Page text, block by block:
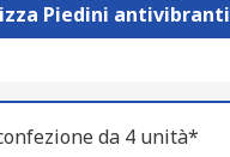
Piedini antivibranti
da 4 unità*